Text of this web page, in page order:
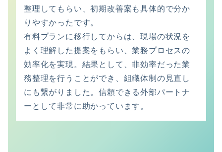
整理してもらい、初期改善案も具体的で分か
りやすかったです。
有料プランに移行してからは、現場の状況を
よく理解した提案をもらい、業務プロセスの
効率化を実現。結果として、非効率だった業
務整理を行うことができ、組織体制の見直し
にも繋がりました。信頼できる外部パートナ
ーとして非常に助かっています。